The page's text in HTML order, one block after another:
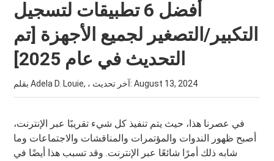
أفضل 6 تطبيقات لتسجيل
التكبير/التصغير لجميع الأجهزة [تم
التحديث في عام 2025]
بقلم Adela D. Louie, ، آخر تحديث:August 13, 2024
في عصرنا هذا، حيث يتم تنفيذ كل شيء تقريبًا عبر الإنترنت،
أصبح ظهور الندوات والمؤتمرات والمناقشات والاجتماعات وما
شابه ذلك أمرًا شائعًا عبر الإنترنت. وقد تسبب هذا أيضًا في